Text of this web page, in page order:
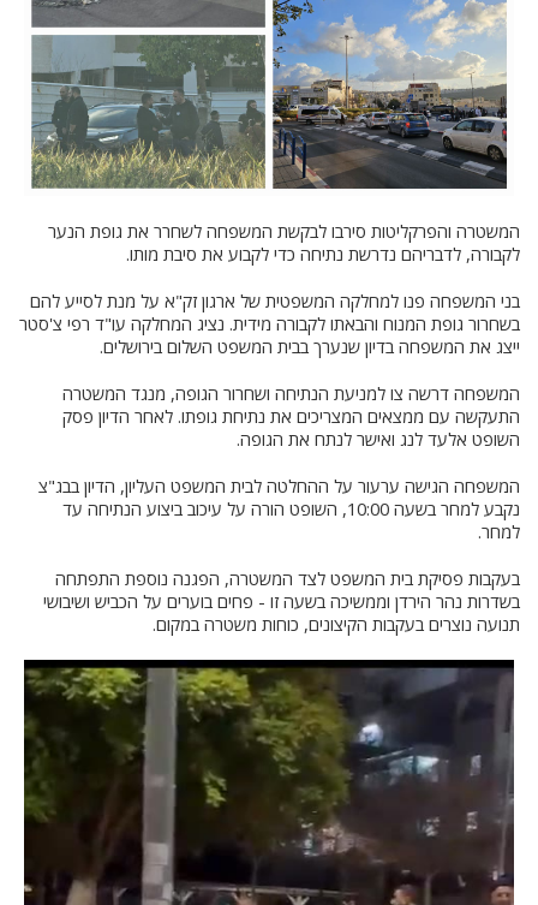
המשטרה והפרקליטות סירבו לבקשת המשפחה לשחרר את גופת הנער
לקבורה, לדבריהם נדרשת נתיחה כדי לקבוע את סיבת מותו.
בני המשפחה פנו למחלקה המשפטית של ארגון זק"א על מנת לסייע להם
בשחרור גופת המנוח והבאתו לקבורה מידית. נציג המחלקה עו"ד רפי צ'סטר
ייצג את המשפחה בדיון שנערך בבית המשפט השלום בירושלים.
המשפחה דרשה צו למניעת הנתיחה ושחרור הגופה, מנגד המשטרה
התעקשה עם ממצאים המצריכים את נתיחת גופתו. לאחר הדיון פסק
השופט אלעד לנג ואישר לנתח את הגופה.
המשפחה הגישה ערעור על ההחלטה לבית המשפט העליון, הדיון בבג"צ
נקבע למחר בשעה 10:00, השופט הורה על עיכוב ביצוע הנתיחה עד
למחר.
בעקבות פסיקת בית המשפט לצד המשטרה, הפגנה נוספת התפתחה
בשדרות נהר הירדן וממשיכה בשעה זו - פחים בוערים על הכביש ושיבושי
תנועה נוצרים בעקבות הקיצונים, כוחות משטרה במקום.